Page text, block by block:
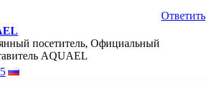
Ответить
посетитель, Официальный
AQUAEL